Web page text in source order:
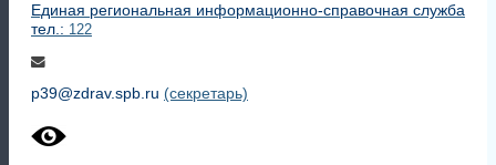
Единая региональная информационно-справочная служба
тел.: 122
p39@zdrav.spb.ru (секретарь)